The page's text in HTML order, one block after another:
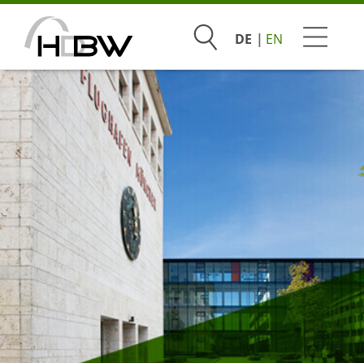
SuchenDE EN
Studium
Bachelor
Duales Studium
Master
MBA
Warum an der HDBW studieren?
Studentisches Leben
Lehrmethoden
Professor*innen und Dozent*innen